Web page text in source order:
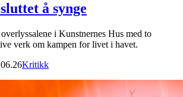
å synge
i Kunstnernes Hus med to
verk om kampen for livet i havet.
Kritikk